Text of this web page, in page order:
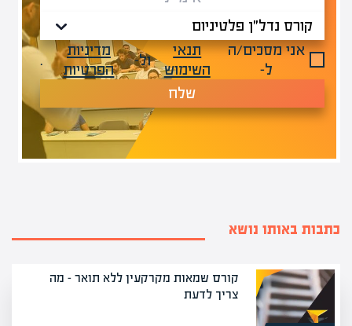
אני מסכים/ה
ל-
תנאי
השימוש
ול-
מדיניות
הפרטיות
.
שלח
כתבות באותו נושא
קורס שמאות מקרקעין ללא תואר – מה
צריך לדעת